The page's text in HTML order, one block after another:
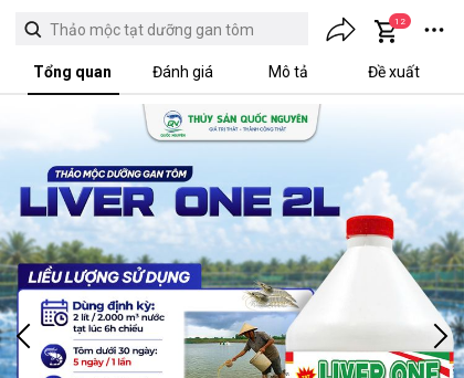
Thảo mộc tạt dưỡng gan tôm 12
Tổng quan Đánh giá Mô tả Đề xuất